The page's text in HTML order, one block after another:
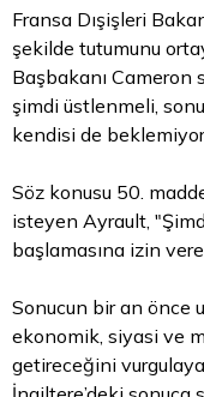
Fransa Dışişleri
şekilde tutumunu
Başbakanı Cameron
şimdi üstlenmeli,
kendisi de
Söz konusu 50.
isteyen Ayrault,
başlamasına izin
Sonucun bir an önce
ekonomik, siyasi ve
getireceğini